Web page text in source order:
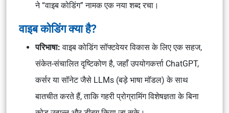
ने “वाइब कोडिंग” नामक एक नया शब्द रचा।
वाइब कोडिंग क्या है?
परिभाषा:वाइब कोडिंग सॉफ्टवेयर विकास के लिए एक सहज,
संकेत-संचालित दृष्टिकोण है, जहाँ उपयोगकर्त्ता ChatGPT,
कर्सर या सॉनेट जैसे LLMs (बड़े भाषा मॉडल) के साथ
बातचीत करते हैं, ताकि गहरी प्रोग्रामिंग विशेषज्ञता के बिना